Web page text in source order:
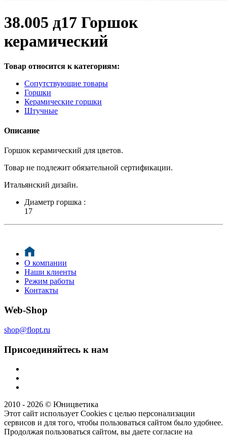
38.005 д17 Горшок
керамический
Товар относится к категориям:
Сопутствующие товары
Горшки
Керамические горшки
Штучные
Описание
Горшок керамический для цветов.
Товар не подлежит обязательной сертификации.
Итальянский дизайн.
Диаметр горшка :
17
О компании
Наши клиенты
Режим работы
Контакты
Web-Shop
shop@flopt.ru
Присоединяйтесь к нам
2010 - 2026 © Юницветика
Этот сайт использует Cookies с целью персонализации
сервисов и для того, чтобы пользоваться сайтом было удобнее.
Продолжая пользоваться сайтом, вы даете согласие на